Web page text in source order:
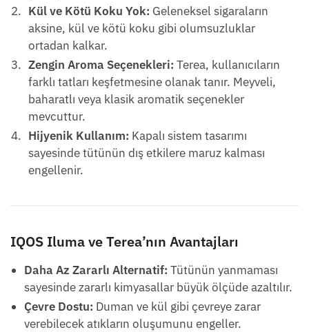
Kül ve Kötü Koku Yok: Geleneksel sigaraların
aksine, kül ve kötü koku gibi olumsuzluklar
ortadan kalkar.
Zengin Aroma Seçenekleri: Terea, kullanıcıların
farklı tatları keşfetmesine olanak tanır. Meyveli,
baharatlı veya klasik aromatik seçenekler
mevcuttur.
Hijyenik Kullanım: Kapalı sistem tasarımı
sayesinde tütünün dış etkilere maruz kalması
engellenir.
IQOS Iluma ve Terea’nın Avantajları
Daha Az Zararlı Alternatif: Tütünün yanmaması
sayesinde zararlı kimyasallar büyük ölçüde azaltılır.
Çevre Dostu: Duman ve kül gibi çevreye zarar
verebilecek atıkların oluşumunu engeller.